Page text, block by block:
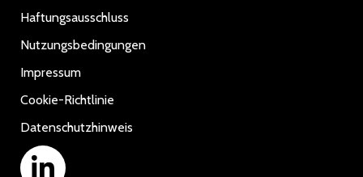
Haftungsausschluss
Nutzungsbedingungen
Impressum
Cookie-Richtlinie
Datenschutzhinweis